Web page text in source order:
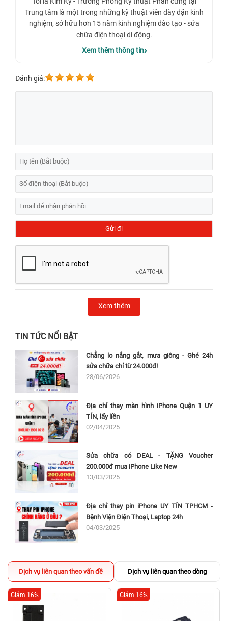
Trung tâm là một trong những kỹ thuật viên dày dặn kinh
nghiệm, sở hữu hơn 15 năm kinh nghiệm đào tạo - sửa
chữa điện thoại di động.
Xem thêm thông tin
Đánh giá:
Xem thêm
TIN TỨC NỔI BẬT
Chẳng lo nắng gắt, mưa giông - Ghé 24h
sửa chữa chỉ từ 24.000đ!
28/06/2026
Địa chỉ thay màn hình iPhone Quận 1 UY
TÍN, lấy liền
02/04/2025
Sửa chữa có DEAL - TẶNG Voucher
200.000đ mua iPhone Like New
13/03/2025
Địa chỉ thay pin iPhone UY TÍN TPHCM -
Bệnh Viện Điện Thoại, Laptop 24h
04/03/2025
Dịch vụ liên quan theo vấn đề Dịch vụ liên quan theo dòng
Giảm 16% Giảm 16%